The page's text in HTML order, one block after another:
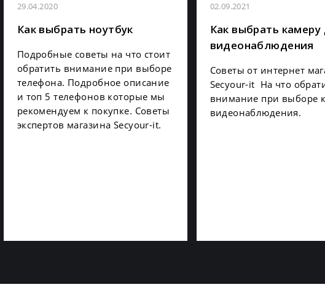
29.04.2020
Как выбрать ноутбук
Подробные советы на что стоит
обратить внимание при выборе
телефона. Подробное описание
и топ 5 телефонов которые мы
рекомендуем к покупке. Советы
экспертов магазина Secyour-it.
02.09.2021
Как выбрать камеру
видеонаблюдения
Советы от интернет
Secyour-it На что
внимание при выборе
видеонаблюдения.